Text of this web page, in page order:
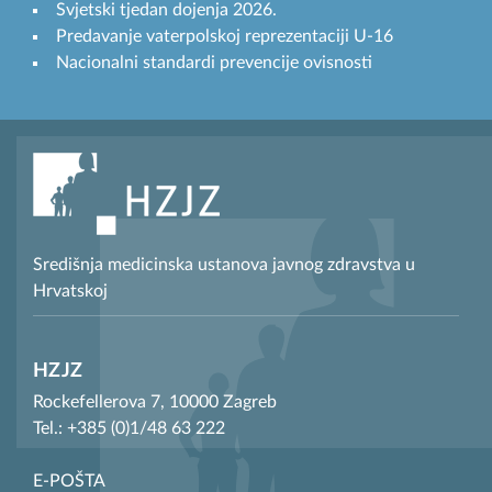
Svjetski tjedan dojenja 2026.
Predavanje vaterpolskoj reprezentaciji U-16
Nacionalni standardi prevencije ovisnosti
Središnja medicinska ustanova javnog zdravstva u
Hrvatskoj
HZJZ
Rockefellerova 7, 10000 Zagreb
Tel.: +385 (0)1/48 63 222
E-POŠTA